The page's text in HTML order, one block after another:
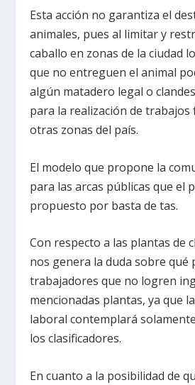
Esta acción no garantiza el
animales, pues al limitar y
caballo en zonas de la ciudad
que no entreguen el animal
algún matadero legal o
para la realización de trabajos
otras zonas del país.
El modelo que propone la
para las arcas públicas que el
propuesto por basta de tas.
Con respecto a las plantas de
nos genera la duda sobre qué
trabajadores que no logren
mencionadas plantas, ya que
laboral contemplará
los clasificadores.
En cuanto a la posibilidad de